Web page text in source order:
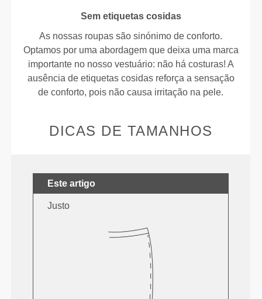
Sem etiquetas cosidas
As nossas roupas são sinónimo de conforto.
Optamos por uma abordagem que deixa uma marca
importante no nosso vestuário: não há costuras! A
ausência de etiquetas cosidas reforça a sensação
de conforto, pois não causa irritação na pele.
DICAS DE TAMANHOS
Este artigo
Justo